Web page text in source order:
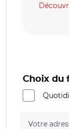
Choix du
Votre